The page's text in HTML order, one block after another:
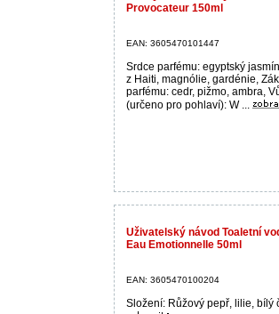
Provocateur 150ml
EAN: 3605470101447
Srdce parfému: egyptský
z Haiti, magnólie, gardénie,
parfému: cedr, pižmo, ambra,
(určeno pro pohlaví): W ...
Uživatelský návod Toaletní
Eau Emotionnelle 50ml
EAN: 3605470100204
Složení: Růžový pepř, lilie, bílý